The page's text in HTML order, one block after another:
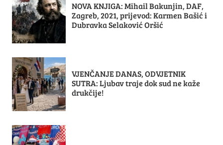
NOVA KNJIGA: Mihail Bakunjin, DAF,
Zagreb, 2021, prijevod: Karmen Bašić i
Dubravka Selaković Oršić
VJENČANJE DANAS, ODVJETNIK
SUTRA: Ljubav traje dok sud ne kaže
drukčije!